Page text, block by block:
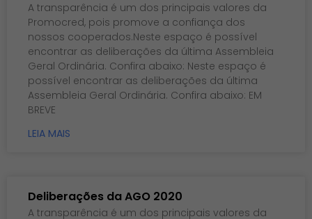
A transparência é um dos principais valores da
Promocred, pois promove a confiança dos
nossos cooperados.Neste espaço é possível
encontrar as deliberações da última Assembleia
Geral Ordinária. Confira abaixo: Neste espaço é
possível encontrar as deliberações da última
Assembleia Geral Ordinária. Confira abaixo: EM
BREVE
LEIA MAIS
Deliberações da AGO 2020
A transparência é um dos principais valores da